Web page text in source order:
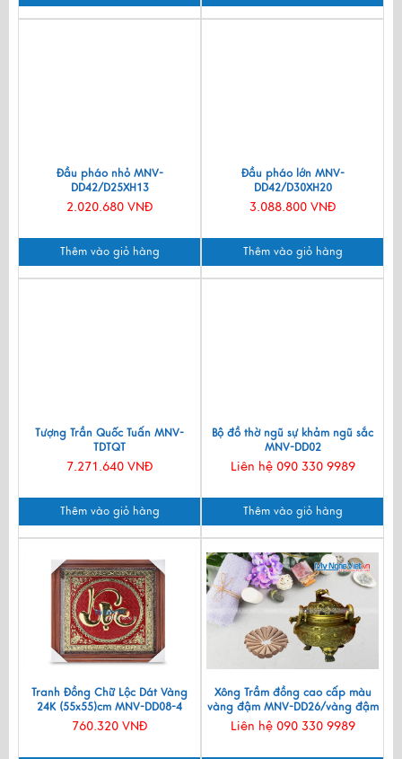
Đầu pháo nhỏ MNV-
DD42/D25XH13
2.020.680 VNĐ
Thêm vào giỏ hàng
Đầu pháo lớn MNV-
DD42/D30XH20
3.088.800 VNĐ
Thêm vào giỏ hàng
Tượng Trần Quốc Tuấn MNV-
TDTQT
7.271.640 VNĐ
Thêm vào giỏ hàng
Bộ đồ thờ ngũ sự khảm ngũ sắc
MNV-DD02
Liên hệ 090 330 9989
Thêm vào giỏ hàng
Tranh Đồng Chữ Lộc Dát Vàng
24K (55x55)cm MNV-DD08-4
760.320 VNĐ
Xông Trầm đồng cao cấp màu
vàng đậm MNV-DD26/vàng đậm
Liên hệ 090 330 9989